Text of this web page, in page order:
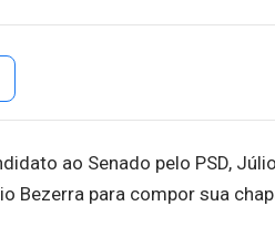
ao Senado pelo PSD,
Bezerra para compor sua